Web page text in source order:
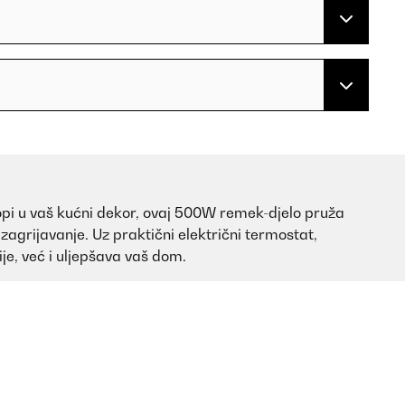
u vaš kućni dekor, ovaj 500W remek-djelo pruža
Uz praktični električni termostat,
već i uljepšava vaš dom.